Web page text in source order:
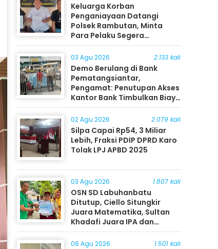
Keluarga Korban
Penganiayaan Datangi
Polsek Rambutan, Minta
Para Pelaku Segera
Ditangkap
03 Agu 2026 2.133 kali
Demo Berulang di Bank
Pematangsiantar,
Pengamat: Penutupan Akses
Kantor Bank Timbulkan Biaya
Ekonomi bagi Masyarakat
02 Agu 2026 2.079 kali
Silpa Capai Rp54, 3 Miliar
Lebih, Fraksi PDIP DPRD Karo
Tolak LPJ APBD 2025
03 Agu 2026 1.807 kali
OSN SD Labuhanbatu
Ditutup, Ciello Situngkir
Juara Matematika, Sultan
Khadafi Juara IPA dan
Timothy Rangkuti Juara IPS
06 Agu 2026 1.501 kali